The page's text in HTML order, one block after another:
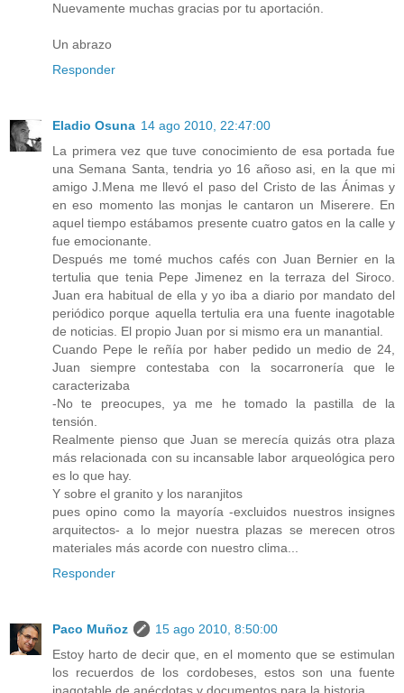
Nuevamente muchas gracias por tu aportación.
Un abrazo
Responder
Eladio Osuna 14 ago 2010, 22:47:00
La primera vez que tuve conocimiento de esa portada fue
una Semana Santa, tendria yo 16 añoso asi, en la que mi
amigo J.Mena me llevó el paso del Cristo de las Ánimas y
en eso momento las monjas le cantaron un Miserere. En
aquel tiempo estábamos presente cuatro gatos en la calle y
fue emocionante.
Después me tomé muchos cafés con Juan Bernier en la
tertulia que tenia Pepe Jimenez en la terraza del Siroco.
Juan era habitual de ella y yo iba a diario por mandato del
periódico porque aquella tertulia era una fuente inagotable
de noticias. El propio Juan por si mismo era un manantial.
Cuando Pepe le reñía por haber pedido un medio de 24,
Juan siempre contestaba con la socarronería que le
caracterizaba
-No te preocupes, ya me he tomado la pastilla de la
tensión.
Realmente pienso que Juan se merecía quizás otra plaza
más relacionada con su incansable labor arqueológica pero
es lo que hay.
Y sobre el granito y los naranjitos
pues opino como la mayoría -excluidos nuestros insignes
arquitectos- a lo mejor nuestra plazas se merecen otros
materiales más acorde con nuestro clima...
Responder
Paco Muñoz
15 ago 2010, 8:50:00
Estoy harto de decir que, en el momento que se estimulan
los recuerdos de los cordobeses, estos son una fuente